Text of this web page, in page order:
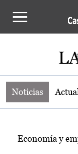
Noticias de
Noticias
Temas
Economía y